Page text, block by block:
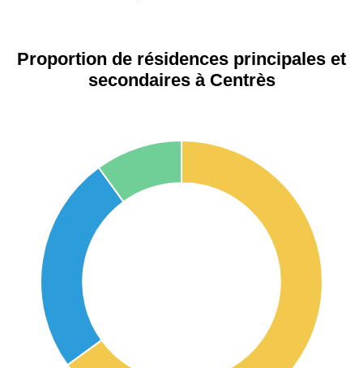
Proportion de résidences principales et
secondaires à Centrès